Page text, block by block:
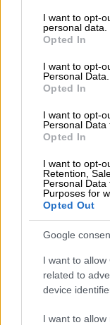
not limited to your
grant or deny
use your data for
consent section.
I want to opt-
personal data.
Opted In
I want to opt-
Personal Data.
Opted In
I want to opt-
Personal Data
Opted In
I want to opt-
Retention,
Personal
Purposes for
Opted Out
Google
I want to
related to
device
I want to
Ανάλυση
εμπορικός
πρόεδρος
κλιμακώνει
μια κίνηση που
και ενέτεινε
της